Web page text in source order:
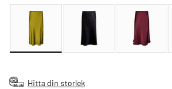
Hitta din storlek